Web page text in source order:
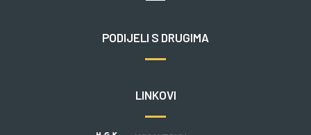
PODIJELI S DRUGIMA
LINKOVI